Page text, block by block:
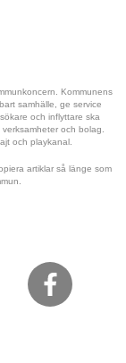
Kommunens
samhälle, ge service
och inflyttare ska
och bolag.
och playkanal.
artiklar så länge som